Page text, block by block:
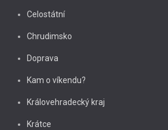
Celostátní
Chrudimsko
Doprava
Kam o víkendu?
Královehradecký kraj
Krátce